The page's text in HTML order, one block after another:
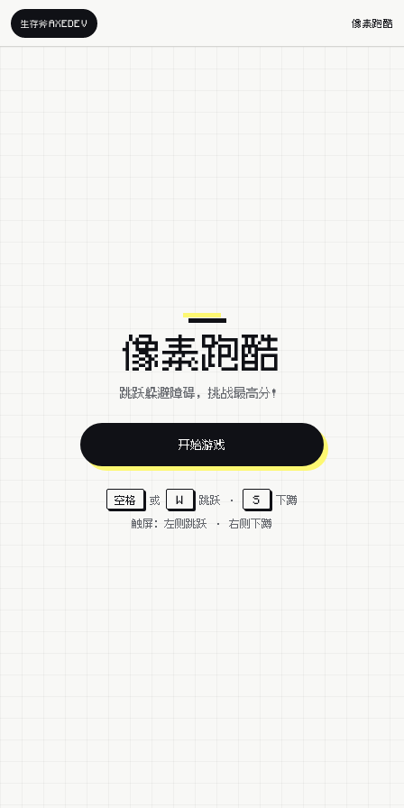
生存斧AXEDEV 像素跑酷
像素跑酷
跳跃躲避障碍，挑战最高分！
开始游戏
空格 或 W 跳跃 · S
下蹲
触屏：左侧跳跃 · 右侧下蹲